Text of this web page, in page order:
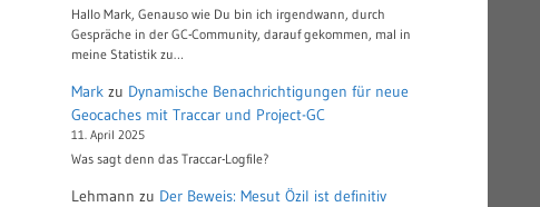
Hallo Mark, Genauso wie Du bin ich irgendwann, durch
Gespräche in der GC-Community, darauf gekommen, mal in
meine Statistik zu…
Mark zu Dynamische Benachrichtigungen für neue
Geocaches mit Traccar und Project-GC
11. April 2025
Was sagt denn das Traccar-Logfile?
Lehmann zu Der Beweis: Mesut Özil ist definitiv